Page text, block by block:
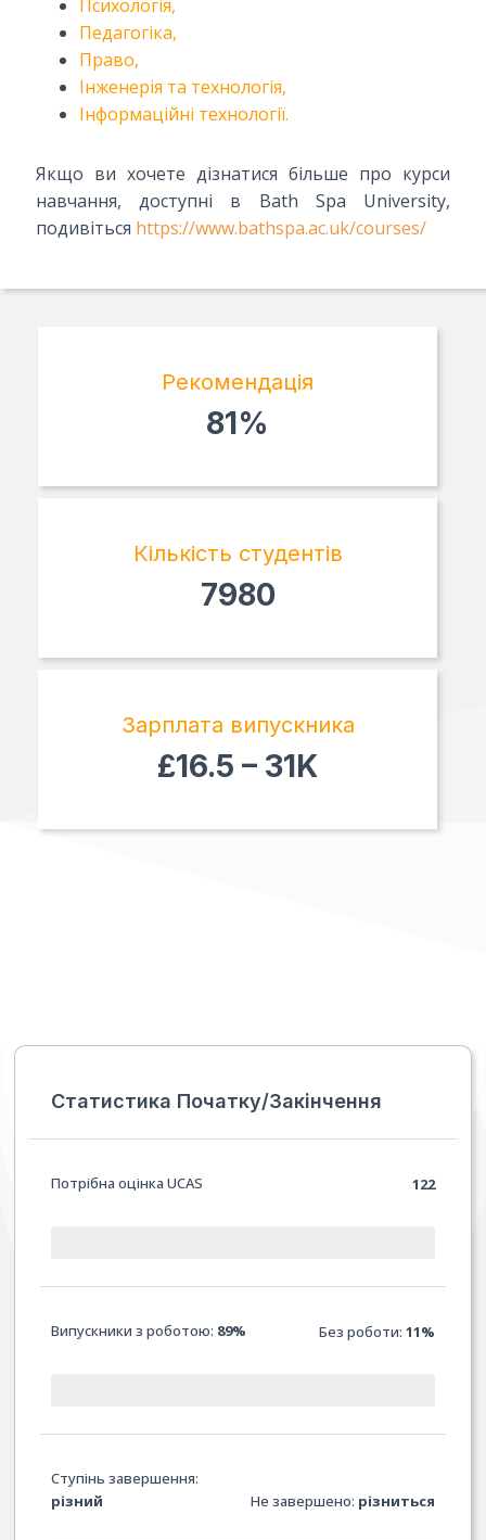
Психологія,
Педагогіка,
Право,
Інженерія та технологія,
Інформаційні технології.
Якщо ви хочете дізнатися більше про курси
навчання, доступні в Bath Spa University,
подивіться https://www.bathspa.ac.uk/courses/
Рекомендація
81%
Кількість студентів
7980
Зарплата випускника
£16.5 – 31K
Статистика Початку/Закінчення
Потрібна оцінка UCAS 122
Випускники з роботою: 89% Без роботи:11%
Ступінь завершення:
різний
Не завершено: різниться